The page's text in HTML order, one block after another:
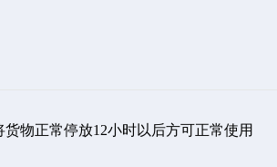
物正常停放12小时以后方可正常使用